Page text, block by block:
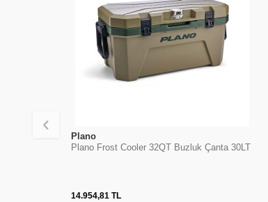
Plano
Plano Frost Cooler 32QT Buzluk Çanta 30LT
14.954,81 TL